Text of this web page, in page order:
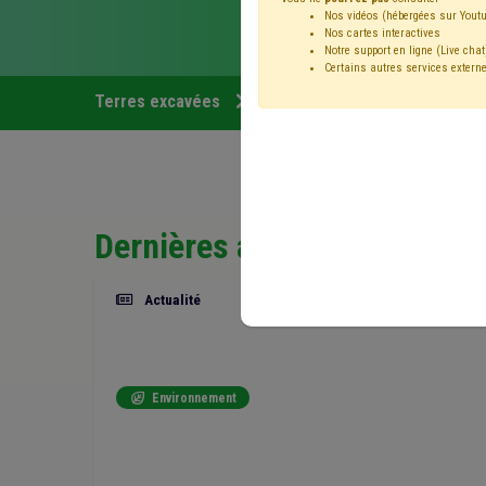
Terres excavées
Dernières actualités
Actualité
 Environnement
Nos vidéos (hébergées sur
Nos cartes interactives
Notre support en ligne (Live
Certains autres services